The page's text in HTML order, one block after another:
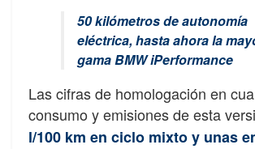
50 kilómetros de autonomía
eléctrica, hasta ahora la
gama BMW iPerformance
Las cifras de homologación en
consumo y emisiones de esta
l/100 km en ciclo mixto y unas